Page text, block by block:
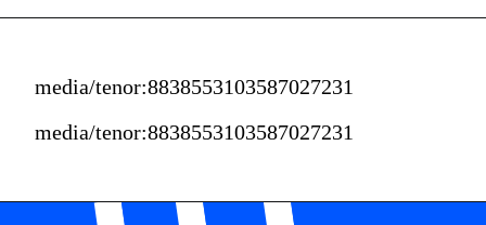
media/tenor:8838553103587027231
media/tenor:8838553103587027231